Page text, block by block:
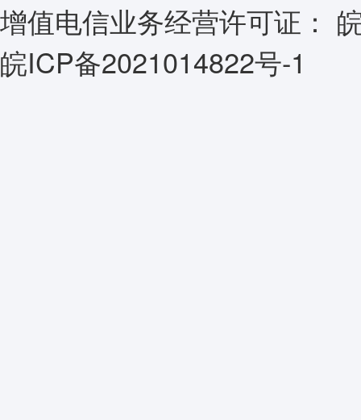
增值电信业务经营许可证：
皖ICP备2021014822号-1